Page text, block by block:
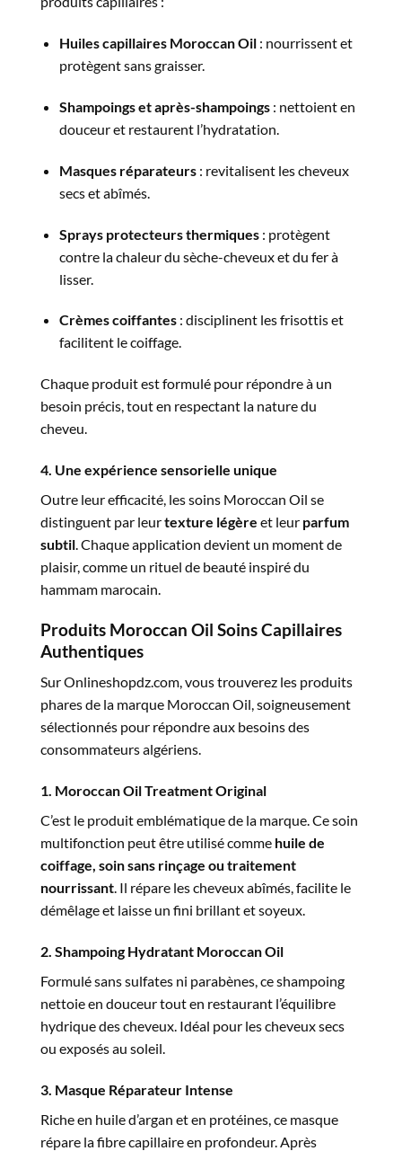
Huiles capillaires Moroccan Oil: nourrissent et
protègent sans graisser.
Shampoings et après-shampoings: nettoient en
douceur et restaurent l’hydratation.
Masques réparateurs: revitalisent les cheveux
secs et abîmés.
Sprays protecteurs thermiques: protègent
contre la chaleur du sèche-cheveux et du fer à
lisser.
Crèmes coiffantes: disciplinent les frisottis et
facilitent le coiffage.
Chaque produit est formulé pour répondre à un
besoin précis, tout en respectant la nature du
cheveu.
4. Une expérience sensorielle unique
Outre leur efficacité, les soins Moroccan Oil se
distinguent par leurtexture légère et leur parfum
subtil. Chaque application devient un moment de
plaisir, comme un rituel de beauté inspiré du
hammam marocain.
Produits Moroccan Oil Soins Capillaires
Authentiques
Sur Onlineshopdz.com, vous trouverez les produits
phares de la marque Moroccan Oil, soigneusement
sélectionnés pour répondre aux besoins des
consommateurs algériens.
1. Moroccan Oil Treatment Original
C’est le produit emblématique de la marque. Ce soin
multifonction peut être utilisé comme huile de
coiffage, soin sans rinçage ou traitement
nourrissant. Il répare les cheveux abîmés, facilite le
démêlage et laisse un fini brillant et soyeux.
2. Shampoing Hydratant Moroccan Oil
Formulé sans sulfates ni parabènes, ce shampoing
nettoie en douceur tout en restaurant l’équilibre
hydrique des cheveux. Idéal pour les cheveux secs
ou exposés au soleil.
3. Masque Réparateur Intense
Riche en huile d’argan et en protéines, ce masque
répare la fibre capillaire en profondeur. Après